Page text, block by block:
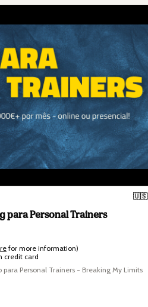
🇺🇸
para Personal Trainers
for more information)
credit card
Personal Trainers - Breaking My Limits